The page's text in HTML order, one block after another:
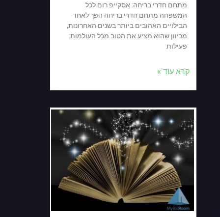
מתחם חדרי בריחה: אסקייפ רום לכל
המשפחה מתחם חדרי בריחה הפך לאחד
הבילויים האהובים ביותר בשנים האחרונות,
מכיוון שהוא מציע את הטוב מכל העולמות:
פעילות
קרא עוד »